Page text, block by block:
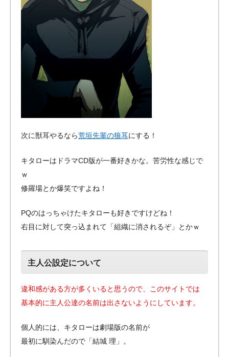
次に獣耳やるなら荒垣先輩の狼耳にする！
キタローはドラマCD版が一番好きかな。苦労性な感じで
ｗ
修羅場とか爆笑ですよね！
PQのはっちゃけたキタローも好きですけどね！
右目に対して突っ込まれて「組織に消されるぞ」とかｗ
主人公設定について
違和感がある方が多くいると思うので、このサイトでは
基本的に主人公達の名前は出さないようにしています。
個人的には、キタローは劇場版の名前が
最初に馴染んだので「結城 理」。